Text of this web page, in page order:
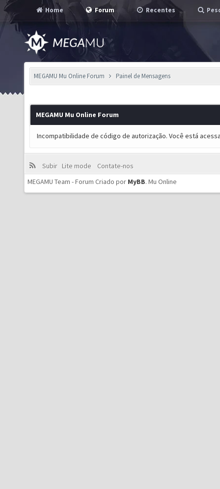
Home Forum Recentes
MEGAMU Mu Online Forum Painel de Mensagens
MEGAMU Mu Online Forum
Incompatibilidade de código de autorização. Você está
Subir Lite mode
Contate-nos
MEGAMU Team - Forum Criado por MyBB. Mu Online